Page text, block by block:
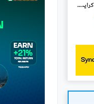
شاہراہِ فیصل کراچی میں 11 کمروں کا 1 کنال مکان 7.5 لاکھ میں کرایہ پر دستیاب ہے۔